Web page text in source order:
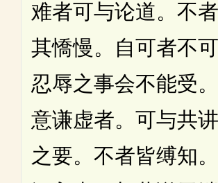
难者可与论道。不
其憍慢。自可者不
忍辱之事会不能受
意谦虚者。可与共
之要。不者皆缚知